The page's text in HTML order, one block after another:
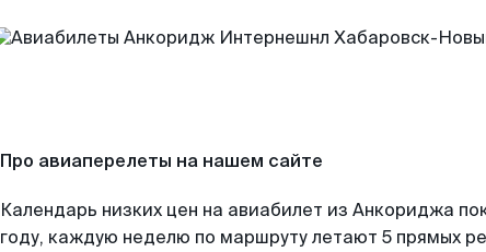
Про авиаперелеты на нашем сайте
Календарь низких цен на авиабилет из Анкориджа
году, каждую неделю по маршруту летают 5 прямых